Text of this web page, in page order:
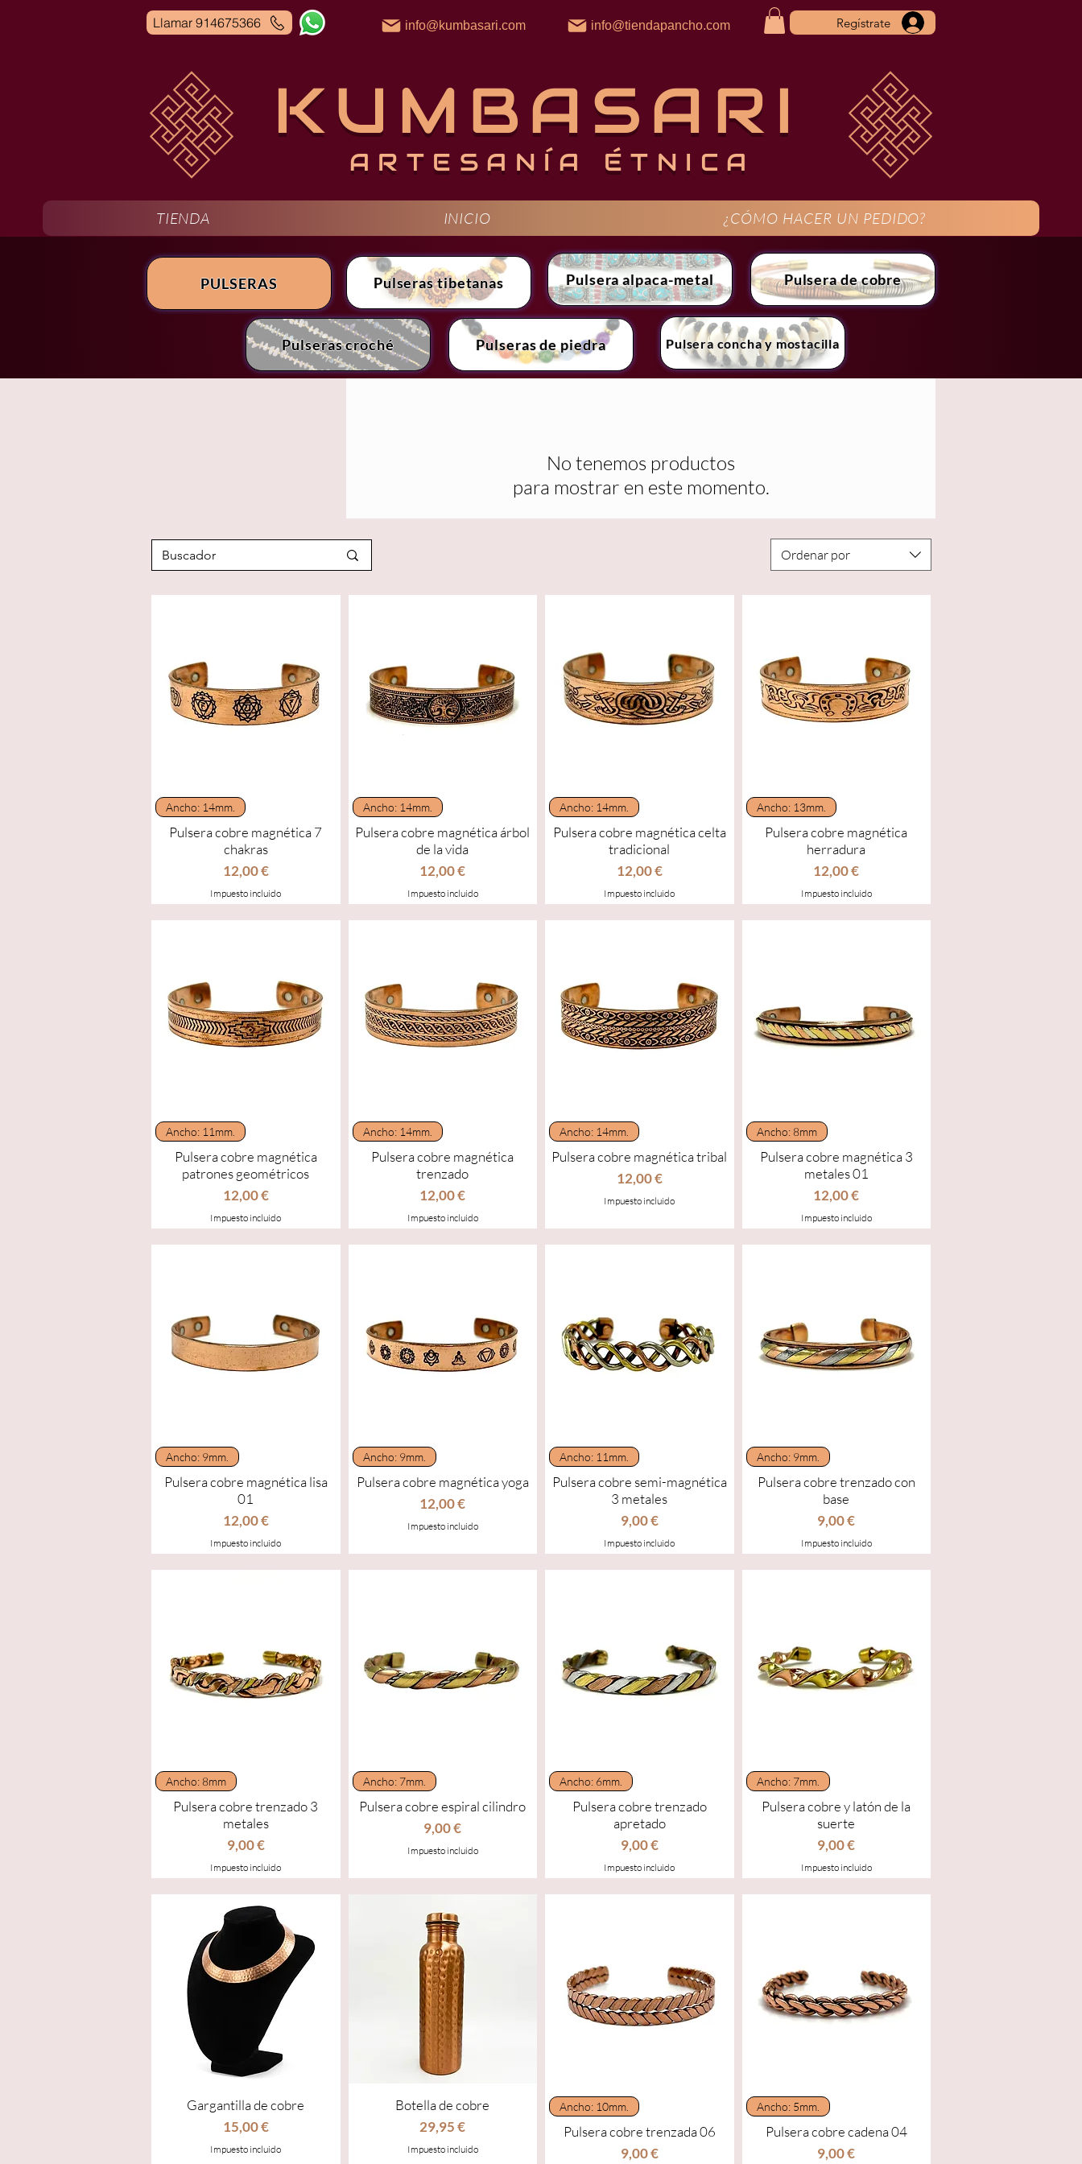
Llamar 914675366 info@kumbasari.com info@tiendapancho.com Regístrate
KUMBASARI
TIENDA INICIO ¿CÓMO HACER UN PEDIDO?
ARTESANÍA ÉTNICA
PULSERAS Pulseras tibetanas Pulsera alpaca-metal Pulsera de cobre
Pulseras croché Pulseras de piedra Pulsera concha y mostacilla
No tenemos productos
para mostrar en este momento.
Ordenar por
Vista rápida
Ancho: 14mm.
Pulsera cobre magnética 7
chakras
Precio
12,00 €
Impuesto incluido
Vista rápida
Ancho: 14mm.
Pulsera cobre magnética árbol
de la vida
Precio
12,00 €
Impuesto incluido
Vista rápida
Ancho: 14mm.
Pulsera cobre magnética celta
tradicional
Precio
12,00 €
Impuesto incluido
Vista rápida
Ancho: 13mm.
Pulsera cobre magnética
herradura
Precio
12,00 €
Impuesto incluido
Vista rápida
Ancho: 11mm.
Pulsera cobre magnética
patrones geométricos
Precio
12,00 €
Impuesto incluido
Vista rápida
Ancho: 14mm.
Pulsera cobre magnética
trenzado
Precio
12,00 €
Impuesto incluido
Vista rápida
Ancho: 14mm.
Pulsera cobre magnética tribal
Precio
12,00 €
Impuesto incluido
Vista rápida
Ancho: 8mm
Pulsera cobre magnética 3
metales 01
Precio
12,00 €
Impuesto incluido
Vista rápida
Ancho: 9mm.
Pulsera cobre magnética lisa
01
Precio
12,00 €
Impuesto incluido
Vista rápida
Ancho: 9mm.
Pulsera cobre magnética yoga
Precio
12,00 €
Impuesto incluido
Vista rápida
Ancho: 11mm.
Pulsera cobre semi-magnética
3 metales
Precio
9,00 €
Impuesto incluido
Vista rápida
Ancho: 9mm.
Pulsera cobre trenzado con
base
Precio
9,00 €
Impuesto incluido
Vista rápida
Ancho: 8mm
Pulsera cobre trenzado 3
metales
Precio
9,00 €
Impuesto incluido
Vista rápida
Ancho: 7mm.
Pulsera cobre espiral cilindro
Precio
9,00 €
Impuesto incluido
Vista rápida
Ancho: 6mm.
Pulsera cobre trenzado
apretado
Precio
9,00 €
Impuesto incluido
Vista rápida
Ancho: 7mm.
Pulsera cobre y latón de la
suerte
Precio
9,00 €
Impuesto incluido
Vista rápida
Gargantilla de cobre
Precio
15,00 €
Impuesto incluido
Vista rápida
Botella de cobre
Precio
29,95 €
Impuesto incluido
Vista rápida
Ancho: 10mm.
Pulsera cobre trenzada 06
Precio
9,00 €
Vista rápida
Ancho: 5mm.
Pulsera cobre cadena 04
Precio
9,00 €